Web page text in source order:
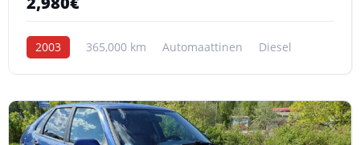
2003 365,000 km Automaattinen Diesel